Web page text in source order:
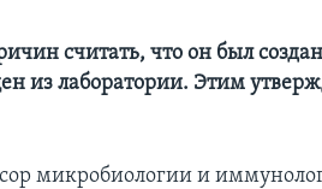
считать, что он был
из лаборатории. Этим
микробиологии и